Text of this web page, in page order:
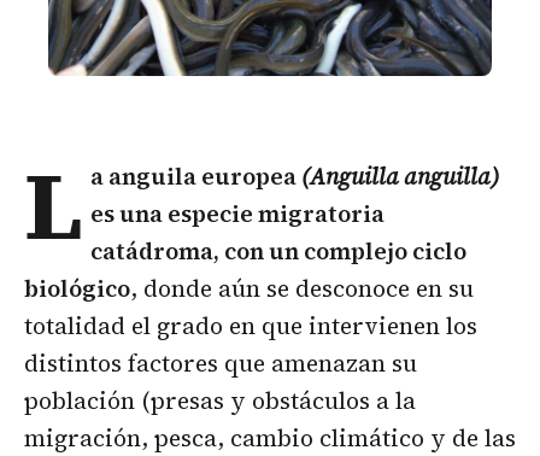
L a anguila europea(Anguilla anguilla)
es una especie migratoria
catádroma, con un complejo ciclo
biológico, donde aún se desconoce en su
totalidad el grado en que intervienen los
distintos factores que amenazan su
población (presas y obstáculos a la
migración, pesca, cambio climático y de las